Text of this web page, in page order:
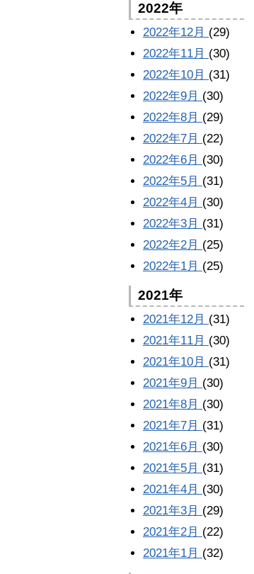
2022年
2022年12月 (29)
2022年11月 (30)
2022年10月 (31)
2022年9月 (30)
2022年8月 (29)
2022年7月 (22)
2022年6月 (30)
2022年5月 (31)
2022年4月 (30)
2022年3月 (31)
2022年2月 (25)
2022年1月 (25)
2021年
2021年12月 (31)
2021年11月 (30)
2021年10月 (31)
2021年9月 (30)
2021年8月 (30)
2021年7月 (31)
2021年6月 (30)
2021年5月 (31)
2021年4月 (30)
2021年3月 (29)
2021年2月 (22)
2021年1月 (32)